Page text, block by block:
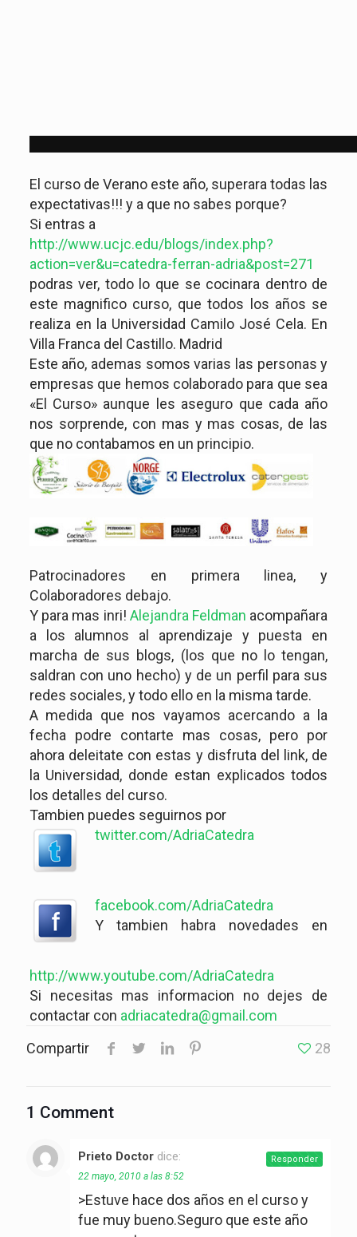
El curso de Verano este año, superara todas las
expectativas!!! y a que no sabes porque?
Si entras a
http://www.ucjc.edu/blogs/index.php?
action=ver&u=catedra-ferran-adria&post=271
podras ver, todo lo que se cocinara dentro de
este magnifico curso, que todos los años se
realiza en la Universidad Camilo José Cela. En
Villa Franca del Castillo. Madrid
Este año, ademas somos varias las personas y
empresas que hemos colaborado para que sea
«El Curso» aunque les aseguro que cada año
nos sorprende, con mas y mas cosas, de las
que no contabamos en un principio.
Patrocinadores en primera linea, y
Colaboradores debajo.
Y para mas inri! Alejandra Feldman acompañara
a los alumnos al aprendizaje y puesta en
marcha de sus blogs, (los que no lo tengan,
saldran con uno hecho) y de un perfil para sus
redes sociales, y todo ello en la misma tarde.
A medida que nos vayamos acercando a la
fecha podre contarte mas cosas, pero por
ahora deleitate con estas y disfruta del link, de
la Universidad, donde estan explicados todos
los detalles del curso.
Tambien puedes seguirnos por
twitter.com/AdriaCatedra
facebook.com/AdriaCatedra
Y tambien habra novedades en
http://www.youtube.com/AdriaCatedra
Si necesitas mas informacion no dejes de
contactar con adriacatedra@gmail.com
Compartir
28
1 Comment
Prieto Doctor dice:
22 mayo, 2010 a las 8:52
>Estuve hace dos años en el curso y
fue muy bueno.Seguro que este año
Responder